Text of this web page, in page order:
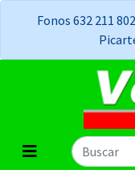
Fonos 632 211